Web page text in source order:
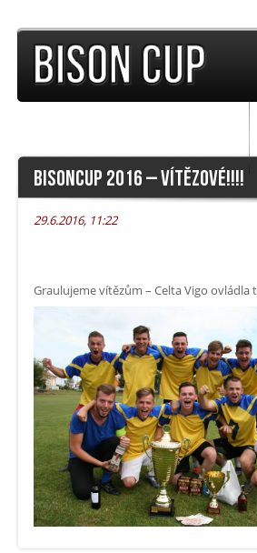
BISONCUP 2016 – VÍTĚZOVÉ!!!!
29.6.2016, 11:22
Graulujeme vítězům – Celta Vigo